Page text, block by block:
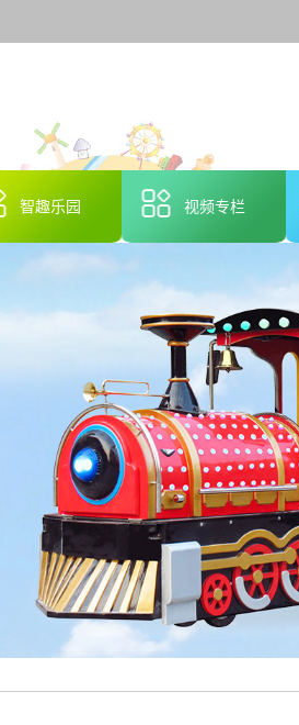
智趣乐园 视频专栏